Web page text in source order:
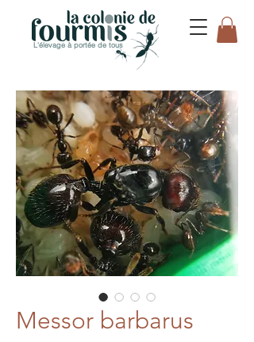
L'élevage à portée de tous
Messor barbarus